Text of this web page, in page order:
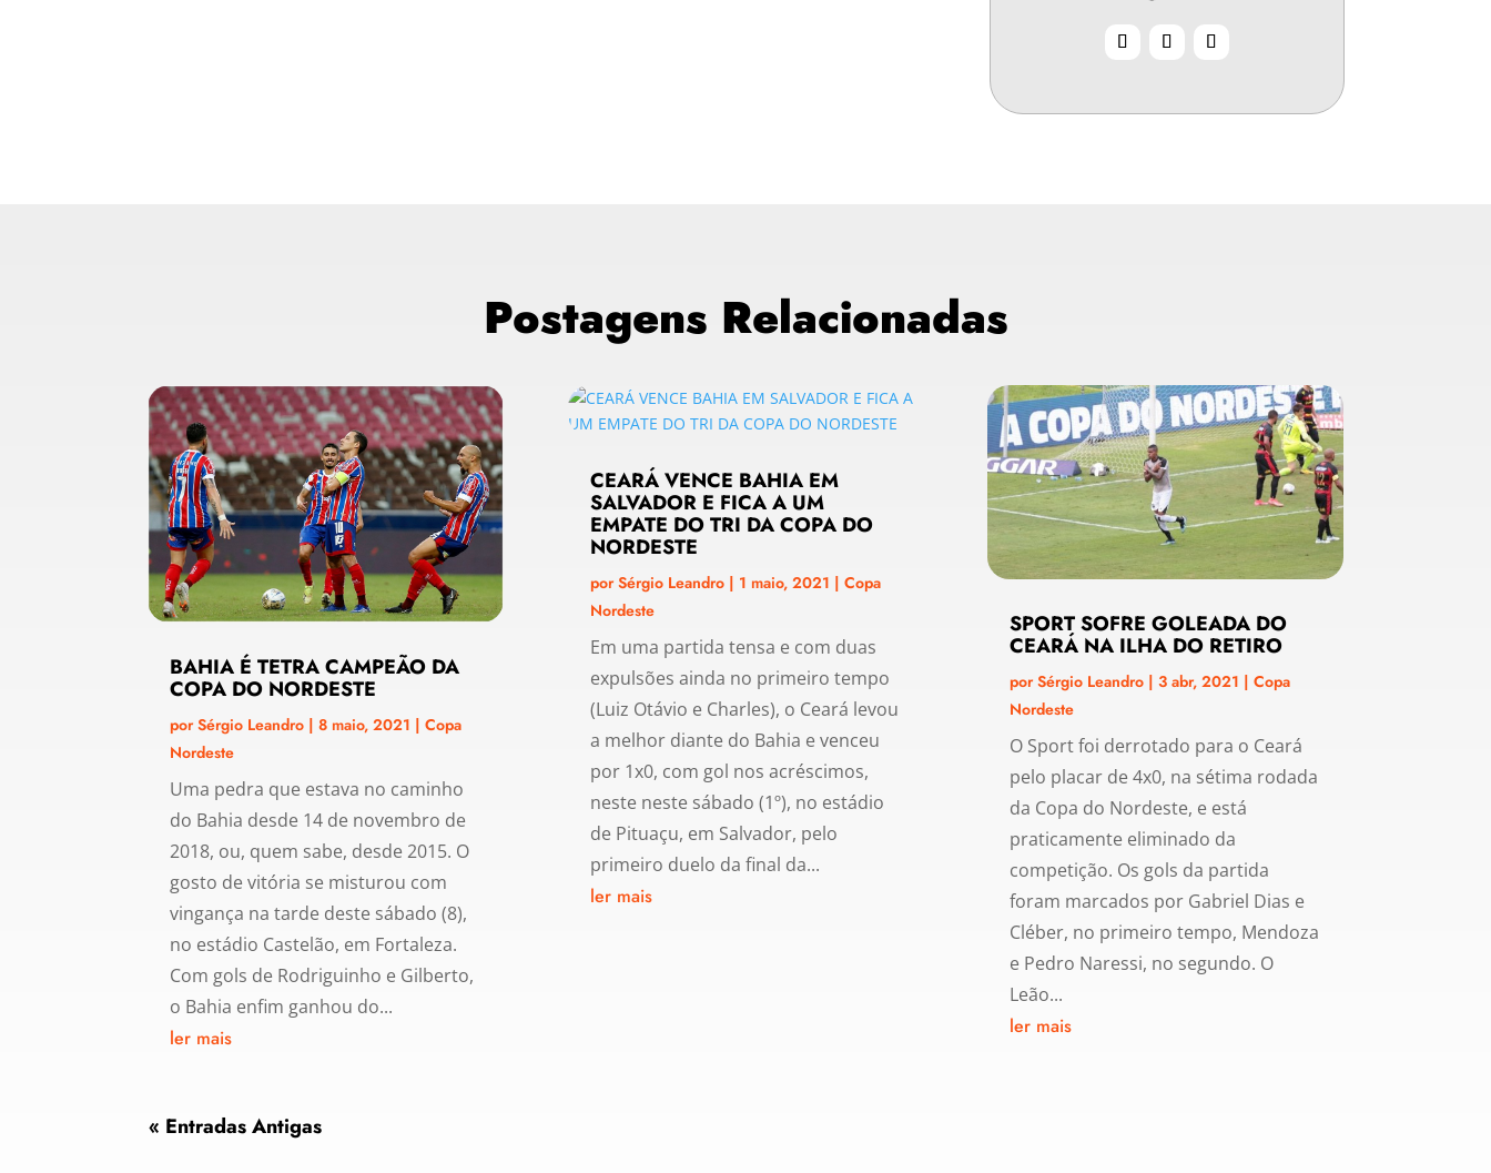
Postagens Relacionadas
BAHIA É TETRA CAMPEÃO DA
COPA DO NORDESTE
porSérgio Leandro |8 maio, 2021 |Copa
Nordeste
Uma pedra que estava no caminho
do Bahia desde 14 de novembro de
2018, ou, quem sabe, desde 2015. O
gosto de vitória se misturou com
vingança na tarde deste sábado (8),
no estádio Castelão, em Fortaleza.
Com gols de Rodriguinho e Gilberto,
o Bahia enfim ganhou do...
ler mais
CEARÁ VENCE BAHIA EM
SALVADOR E FICA A UM
EMPATE DO TRI DA COPA DO
NORDESTE
porSérgio Leandro| 1 maio, 2021 | Copa
Nordeste
Em uma partida tensa e com duas
expulsões ainda no primeiro tempo
(Luiz Otávio e Charles), o Ceará levou
a melhor diante do Bahia e venceu
por 1x0, com gol nos acréscimos,
neste neste sábado (1º), no estádio
de Pituaçu, em Salvador, pelo
primeiro duelo da final da...
ler mais
SPORT SOFRE GOLEADA DO
CEARÁ NA ILHA DO RETIRO
porSérgio Leandro| 3 abr, 2021 | Copa
Nordeste
O Sport foi derrotado para o Ceará
pelo placar de 4x0, na sétima rodada
da Copa do Nordeste, e está
praticamente eliminado da
competição. Os gols da partida
foram marcados por Gabriel Dias e
Cléber, no primeiro tempo, Mendoza
e Pedro Naressi, no segundo. O
Leão...
ler mais
« Entradas Antigas